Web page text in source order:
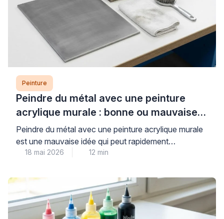
Peinture
Peindre du métal avec une peinture
acrylique murale : bonne ou mauvaise
idée ?
Peindre du métal avec une peinture acrylique murale
est une mauvaise idée qui peut rapidement
compromettre la durabilité et l’esthétique de vos
pour les surfaces poreuses comme le plâtre, n’offrent
ni l’adhérence ni la protection anticorrosion
nécessaires aux supports métalliques, exposant ainsi
votre installation à l’écaillage et à la […]
18 mai 2026 12 min